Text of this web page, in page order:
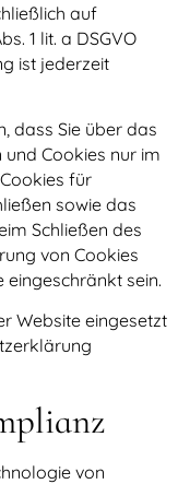
auf
1 lit. a DSGVO
ist jederzeit
dass Sie über das
Cookies nur im
für
sowie das
Schließen des
von Cookies
sein.
Website eingesetzt
von